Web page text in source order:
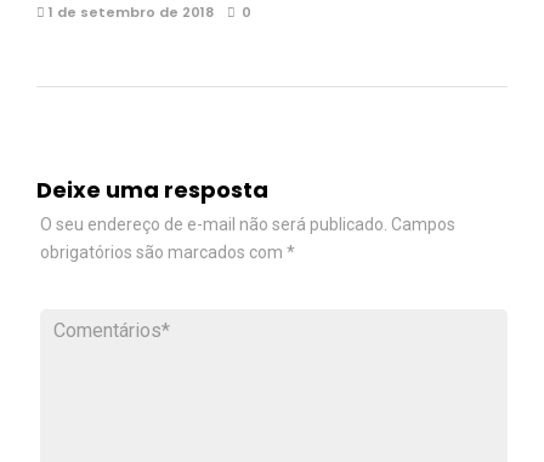
1 de setembro de 2018 0
Deixe uma resposta
O seu endereço de e-mail não será publicado. Campos
obrigatórios são marcados com *